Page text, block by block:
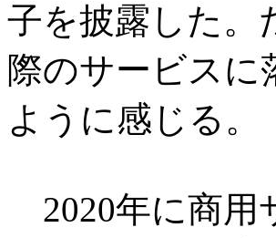
子を披露した。
際のサービス
ように感じる。
2020年に商用